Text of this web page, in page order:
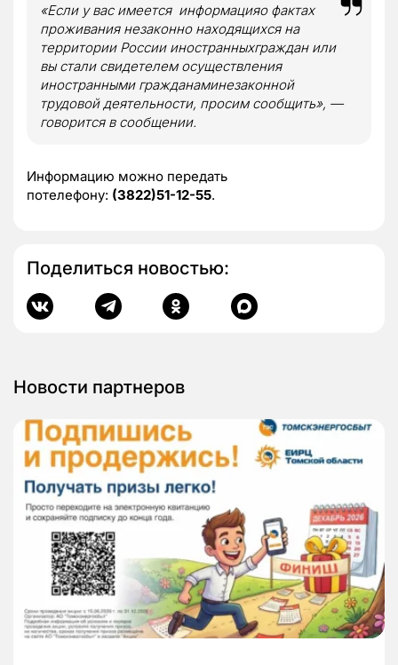
«Если у вас имеется информацияо фактах
проживания незаконно находящихся на
территории России иностранныхграждан или
вы стали свидетелем осуществления
иностранными гражданаминезаконной
трудовой деятельности, просим сообщить», —
говорится в сообщении.
Информацию можно передать
потелефону: (3822)51-12-55.
Поделиться новостью:
Новости партнеров